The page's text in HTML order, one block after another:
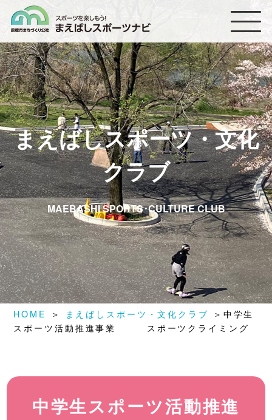
まえばしスポーツナビ
まえばしスポーツ・文化
クラブ
MAEBASHI SPORTS･CULTURE CLUB
HOME ＞ まえばしスポーツ・文化クラブ
＞中学生
スポーツ活動推進事業 スポーツクライミング
中学生スポーツ活動推進